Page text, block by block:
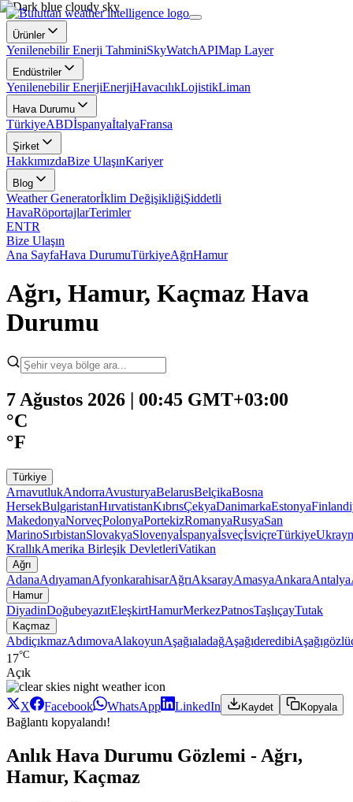
Ürünler
Yenilenebilir Enerji TahminiSkyWatchAPIMap Layer
Endüstriler
Yenilenebilir EnerjiEnerjiHavacılıkLojistikLiman
Hava Durumu
TürkiyeABDİspanyaİtalyaFransa
Şirket
HakkımızdaBize UlaşınKariyer
Blog
Weather Generatorİklim DeğişikliğiŞiddetli
HavaRöportajlarTerimler
ENTR
Bize Ulaşın
Ana SayfaHava DurumuTürkiyeAğrıHamur
Ağrı, Hamur, Kaçmaz Hava
Durumu
7 Ağustos 2026 | 00:45 GMT+03:00
°C
°F
Türkiye
ArnavutlukAndorraAvusturyaBelarusBelçikaBosna
HersekBulgaristanHırvatistanKıbrısÇekyaDanimarkaEstonya
MakedonyaNorveçPolonyaPortekizRomanyaRusyaSan
MarinoSırbistanSlovakyaSlovenyaİspanyaİsveçİsviçreTürkiye
KrallıkAmerika Birleşik DevletleriVatikan
Ağrı
AdanaAdıyamanAfyonkarahisarAğrıAksarayAmasyaAnkaraAntalya
Hamur
DiyadinDoğubeyazıtEleşkirtHamurMerkezPatnosTaşlıçayTutak
Kaçmaz
AbdiçıkmazAdımovaAlakoyunAşağıaladağAşağıderedibi
17°C
Açık
X Facebook WhatsApp LinkedIn Kaydet Kopyala
Bağlantı kopyalandı!
Anlık Hava Durumu Gözlemi - Ağrı,
Hamur, Kaçmaz